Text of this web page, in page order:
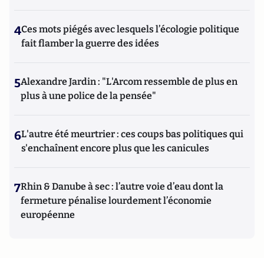
4Ces mots piégés avec lesquels l’écologie politique
fait flamber la guerre des idées
5Alexandre Jardin : "L'Arcom ressemble de plus en
plus à une police de la pensée"
6L'autre été meurtrier : ces coups bas politiques qui
s'enchaînent encore plus que les canicules
7Rhin & Danube à sec : l’autre voie d’eau dont la
fermeture pénalise lourdement l’économie
européenne